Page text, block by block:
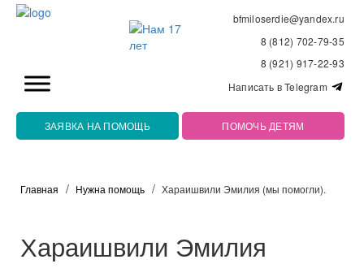
bfmiloserdie@yandex.ru
8 (812) 702-79-35
8 (921) 917-22-93
Написать в Telegram
ЗАЯВКА НА ПОМОЩЬ ПОМОЧЬ ДЕТЯМ
Главная Нужна помощь Хараишвили Эмилия (мы помогли).
Хараишвили Эмилия